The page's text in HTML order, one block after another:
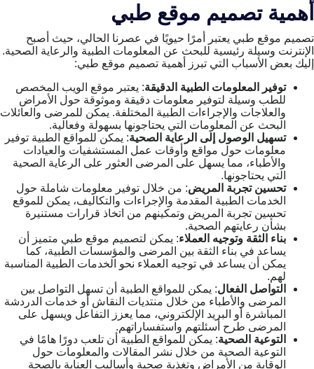
أهمية تصميم موقع طبي
تصميم موقع طبي يعتبر أمرًا حيويًا في عصرنا الحالي، حيث أصبح
الإنترنت وسيلة رئيسية للبحث عن المعلومات الطبية والرعاية الصحية.
إليك بعض الأسباب التي تبرز أهمية تصميم موقع طبي:
توفير المعلومات الطبية الدقيقة: يعتبر موقع الويب المخصص
للطب وسيلة لتوفير معلومات دقيقة وموثوقة حول الأمراض
والعلاجات والإجراءات الطبية المختلفة. يمكن للمرضى والعائلات
البحث عن المعلومات التي يحتاجونها بسهولة وفعالية.
تسهيل الوصول إلى الرعاية الصحية: يمكن للمواقع الطبية توفير
معلومات حول مواقع وأوقات عمل المستشفيات والعيادات
والأطباء، مما يسهل على المرضى العثور على الرعاية الصحية
التي يحتاجونها.
تحسين تجربة المريض: من خلال توفير معلومات شاملة حول
الخدمات الطبية المقدمة والإجراءات والتكاليف، يمكن للموقع
تحسين تجربة المريض وتمكينهم من اتخاذ قرارات مستنيرة
بشأن رعايتهم الصحية.
بناء الثقة وتوجيه العملاء: يمكن لتصميم موقع طبي متميز أن
يساعد في بناء الثقة بين المرضى والمؤسسات الطبية، كما
يمكن أن يساعد في توجيه العملاء نحو الخدمات الطبية المناسبة
لهم.
التواصل الفعال: يمكن للمواقع الطبية أن تسهل التواصل بين
المرضى والأطباء من خلال منتديات النقاش أو خدمات الدردشة
المباشرة أو البريد الإلكتروني، مما يعزز التفاعل ويسهل على
المرضى طرح أسئلتهم واستفساراتهم.
التوعية الصحية: يمكن للمواقع الطبية أن تلعب دورًا هامًا في
التوعية الصحية من خلال نشر المقالات والمعلومات حول
الوقاية من الأمراض وتغذية صحية وأساليب العناية بالصحة